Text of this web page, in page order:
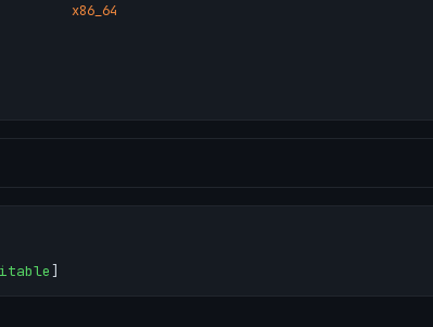
x86_64
]